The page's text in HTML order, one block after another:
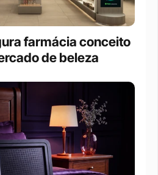
farmácia conceito
de beleza